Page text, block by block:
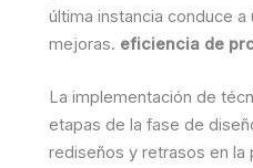
última instancia conduce
mejoras. eficiencia de
La implementación de
etapas de la fase de
rediseños y retrasos en la